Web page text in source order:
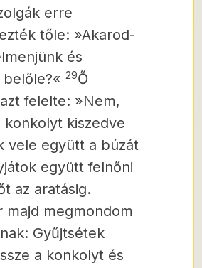
erre
tőle: »Akarod-
és
belőle?« 29Ő
felelte: »Nem,
konkolyt kiszedve
vele együtt a búzát
együtt felnőni
az aratásig.
majd megmondom
Gyűjtsétek
a konkolyt és